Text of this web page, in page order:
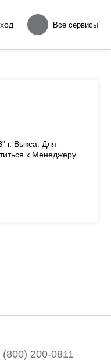
Все сервисы
г. Выкса. Для
к Менеджеру
(800) 200-0811